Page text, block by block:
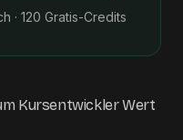
· 120 Gratis-Credits
Kursentwickler Wert